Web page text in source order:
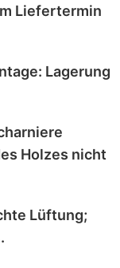
Liefertermin
Lagerung
Holzes nicht
Lüftung;
.